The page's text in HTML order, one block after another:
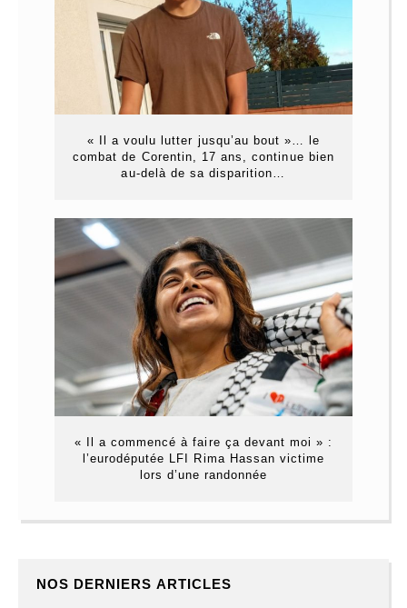
« Il a voulu lutter jusqu’au bout »… le
combat de Corentin, 17 ans, continue bien
au-delà de sa disparition…
« Il a commencé à faire ça devant moi » :
l’eurodéputée LFI Rima Hassan victime
lors d’une randonnée
NOS DERNIERS ARTICLES